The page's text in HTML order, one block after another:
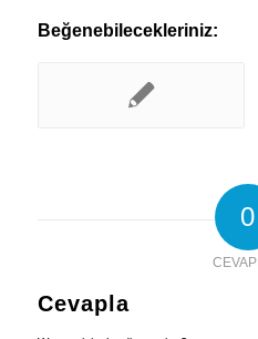
Beğenebilecekleriniz:
0
Cevapla